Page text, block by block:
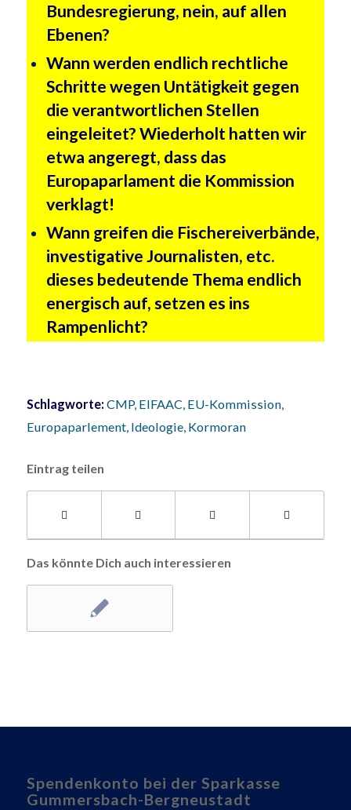
Bundesregierung, nein, auf allen
Ebenen?
Wann werden endlich rechtliche
Schritte wegen Untätigkeit gegen
die verantwortlichen Stellen
eingeleitet? Wiederholt hatten wir
etwa angeregt, dass das
Europaparlament die Kommission
verklagt!
Wann greifen die Fischereiverbände,
investigative Journalisten, etc.
dieses bedeutende Thema endlich
energisch auf, setzen es ins
Rampenlicht?
Schlagworte: CMP, EIFAAC EU-Kommission,
Europaparlement, Ideologie, Kormoran
Eintrag teilen
Das könnte Dich auch interessieren
Spendenkonto bei der Sparkasse
Gummersbach-Bergneustadt